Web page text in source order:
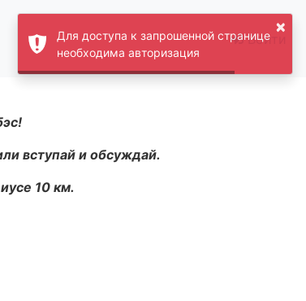
Войти
вступай и обсуждай.
10 км.
×
Для доступа к запрошенной странице
необходима авторизация